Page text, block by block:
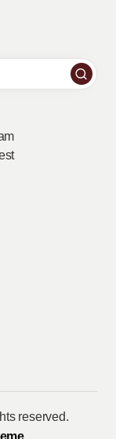
reserved.